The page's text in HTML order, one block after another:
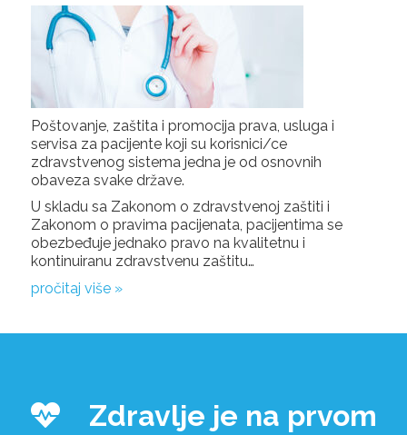
Poštovanje, zaštita i promocija prava, usluga i
servisa za pacijente koji su korisnici/ce
zdravstvenog sistema jedna je od osnovnih
obaveza svake države.
U skladu sa Zakonom o zdravstvenoj zaštiti i
Zakonom o pravima pacijenata, pacijentima se
obezbeđuje jednako pravo na kvalitetnu i
kontinuiranu zdravstvenu zaštitu…
pročitaj više »
Zdravlje je na prvom